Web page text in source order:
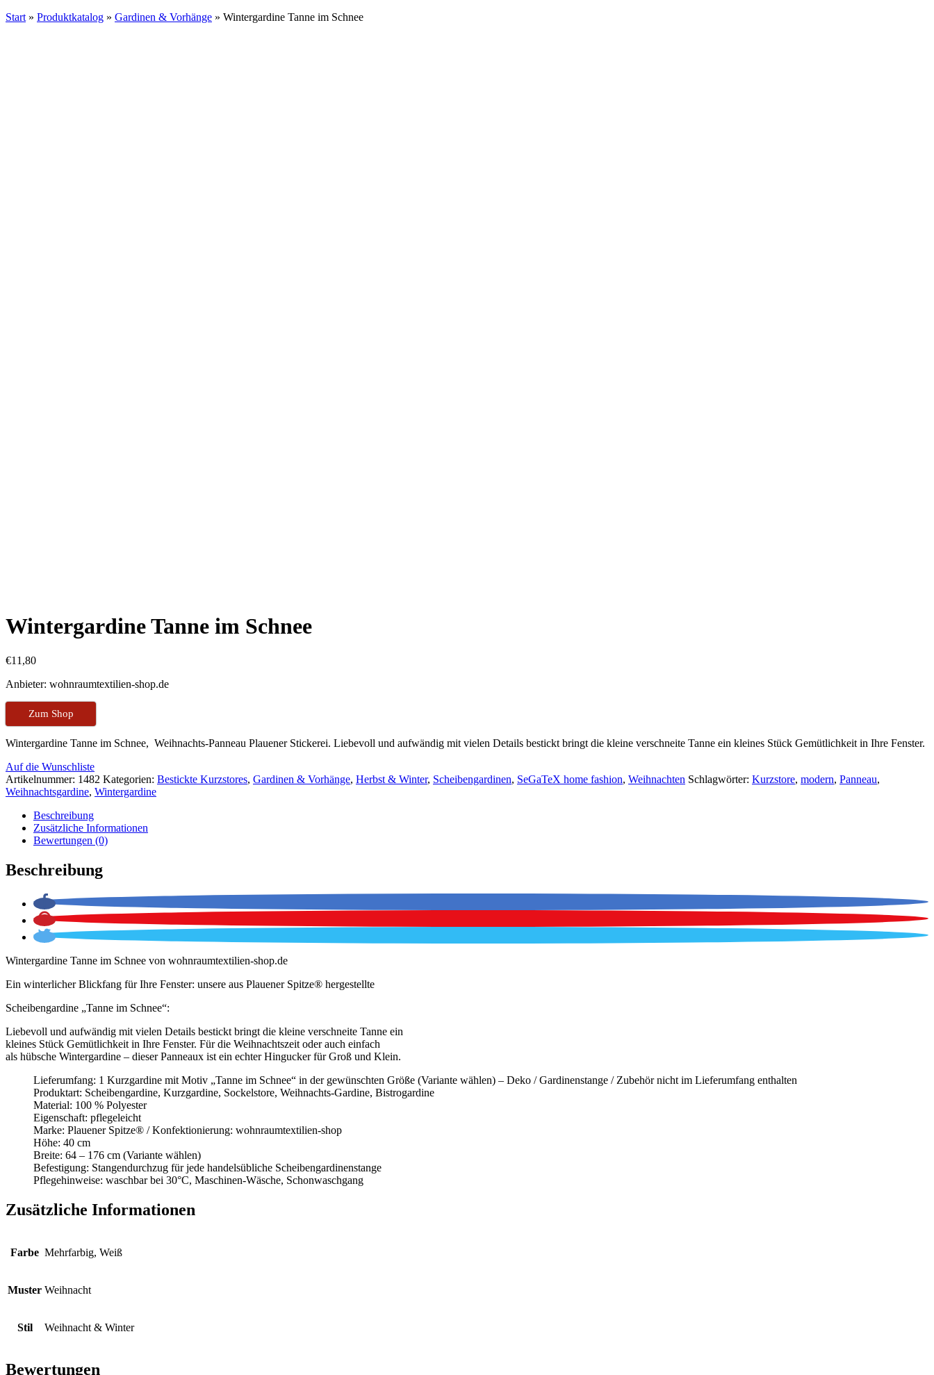
Start » Produktkatalog » Gardinen & Vorhänge » Wintergardine Tanne im Schnee
Wintergardine Tanne im Schnee
€11,80
Anbieter: wohnraumtextilien-shop.de
Zum Shop
Wintergardine Tanne im Schnee, Weihnachts-Panneau Plauener Stickerei. Liebevoll und aufwändig mit vielen Details bestickt bringt die kleine verschneite Tanne ein kleines Stück Gemütlichkeit in Ihre Fenster.
Auf die Wunschliste
Artikelnummer: 1482 Kategorien: Bestickte Kurzstores, Gardinen & Vorhänge, Herbst & Winter, Scheibengardinen, SeGaTeX home fashion, Weihnachten Schlagwörter: Kurzstore, modern, Panneau,
Weihnachtsgardine, Wintergardine
Beschreibung
Zusätzliche Informationen
Bewertungen (0)
Beschreibung
Wintergardine Tanne im Schnee von wohnraumtextilien-shop.de
Ein winterlicher Blickfang für Ihre Fenster: unsere aus Plauener Spitze® hergestellte
Scheibengardine „Tanne im Schnee“:
Liebevoll und aufwändig mit vielen Details bestickt bringt die kleine verschneite Tanne ein
kleines Stück Gemütlichkeit in Ihre Fenster. Für die Weihnachtszeit oder auch einfach
als hübsche Wintergardine – dieser Panneaux ist ein echter Hingucker für Groß und Klein.
Lieferumfang: 1 Kurzgardine mit Motiv „Tanne im Schnee“ in der gewünschten Größe (Variante wählen) – Deko / Gardinenstange / Zubehör nicht im Lieferumfang enthalten
Produktart: Scheibengardine, Kurzgardine, Sockelstore, Weihnachts-Gardine, Bistrogardine
Material: 100 % Polyester
Eigenschaft: pflegeleicht
Marke: Plauener Spitze® / Konfektionierung: wohnraumtextilien-shop
Höhe: 40 cm
Breite: 64 – 176 cm (Variante wählen)
Befestigung: Stangendurchzug für jede handelsübliche Scheibengardinenstange
Pflegehinweise: waschbar bei 30°C, Maschinen-Wäsche, Schonwaschgang
Zusätzliche Informationen
Farbe Mehrfarbig, Weiß
Muster Weihnacht
Stil Weihnacht & Winter
Bewertungen